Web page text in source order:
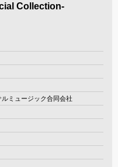
Collection-
ルミュージック合同会社